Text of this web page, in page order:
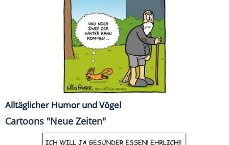
Alltäglicher Humor und Vögel
Cartoons "Neue Zeiten"